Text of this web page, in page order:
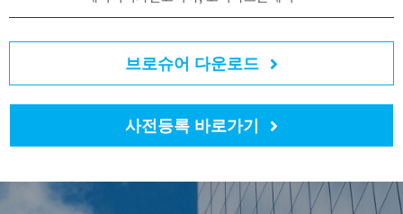
브로슈어 다운로드
사전등록 바로가기